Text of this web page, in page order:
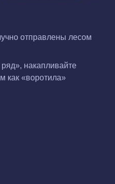
отправлены лесом
накапливайте
как «воротила»